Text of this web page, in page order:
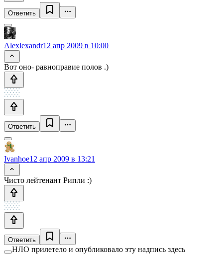
Ответить
Alexlexandr12 апр 2009 в 10:00
Вот оно- равноправие полов .)
Ответить
Ivanhoe12 апр 2009 в 13:21
Чисто лейтенант Рипли :)
Ответить
НЛО прилетело и опубликовало эту надпись здесь